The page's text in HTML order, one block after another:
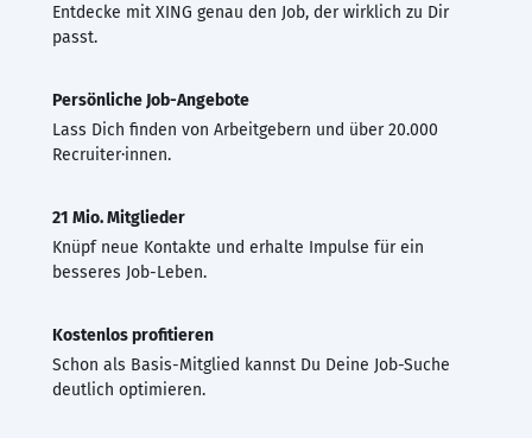
Entdecke mit XING genau den Job, der wirklich zu Dir
passt.
Persönliche Job-Angebote
Lass Dich finden von Arbeitgebern und über 20.000
Recruiter·innen.
21 Mio. Mitglieder
Knüpf neue Kontakte und erhalte Impulse für ein
besseres Job-Leben.
Kostenlos profitieren
Schon als Basis-Mitglied kannst Du Deine Job-Suche
deutlich optimieren.